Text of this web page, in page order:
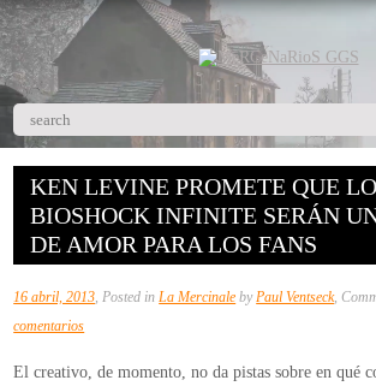
KEN LEVINE PROMETE QUE
BIOSHOCK INFINITE SERÁN
DE AMOR PARA LOS FANS
16 abril, 2013, Posted inLa Mercinale byPaul Ventseck,
comentariosen
Levine
El creativo, de momento, no da pistas sobre en qué